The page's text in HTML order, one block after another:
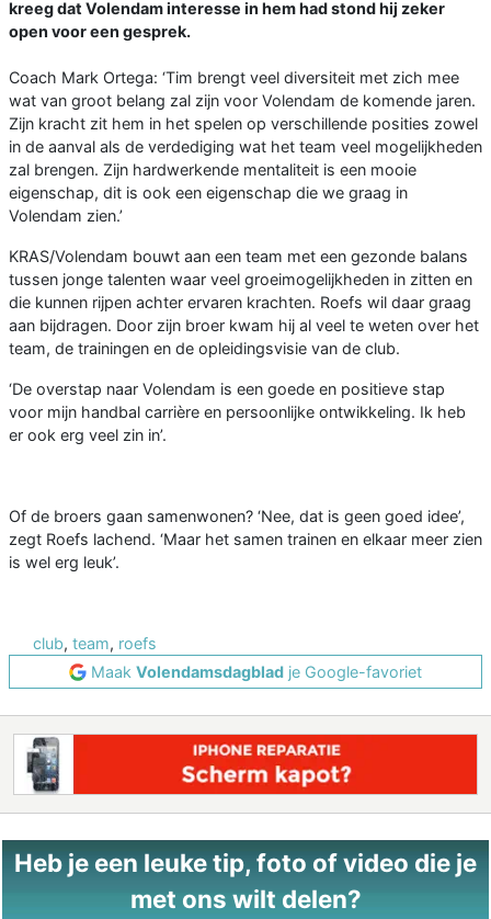
kreeg dat Volendam interesse in hem had stond hij zeker
open voor een gesprek.
Coach Mark Ortega: ‘Tim brengt veel diversiteit met zich mee
wat van groot belang zal zijn voor Volendam de komende jaren.
Zijn kracht zit hem in het spelen op verschillende posities zowel
in de aanval als de verdediging wat het team veel mogelijkheden
zal brengen. Zijn hardwerkende mentaliteit is een mooie
eigenschap, dit is ook een eigenschap die we graag in
Volendam zien.’
KRAS/Volendam bouwt aan een team met een gezonde balans
tussen jonge talenten waar veel groeimogelijkheden in zitten en
die kunnen rijpen achter ervaren krachten. Roefs wil daar graag
aan bijdragen. Door zijn broer kwam hij al veel te weten over het
team, de trainingen en de opleidingsvisie van de club.
‘De overstap naar Volendam is een goede en positieve stap
voor mijn handbal carrière en persoonlijke ontwikkeling. Ik heb
er ook erg veel zin in’.
Of de broers gaan samenwonen? ‘Nee, dat is geen goed idee’,
zegt Roefs lachend. ‘Maar het samen trainen en elkaar meer zien
is wel erg leuk’.
club, team, roefs
Maak Volendamsdagblad je Google-favoriet
Heb je een leuke tip, foto of video die je
met ons wilt delen?